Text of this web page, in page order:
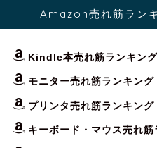
Amazon売れ筋ラン
Kindle本売れ筋ランキング
モニター売れ筋ランキング
プリンタ売れ筋ランキング
キーボード・マウス売れ筋